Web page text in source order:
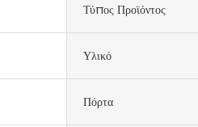
Τύπος Προϊόντος
Υλικό
Πόρτα